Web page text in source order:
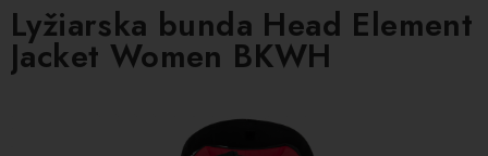
Lyžiarska bunda Head Element
Jacket Women BKWH